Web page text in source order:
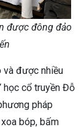
được đông đảo
và được nhiều
học cổ truyền Đỗ
pháp
bóp, bấm